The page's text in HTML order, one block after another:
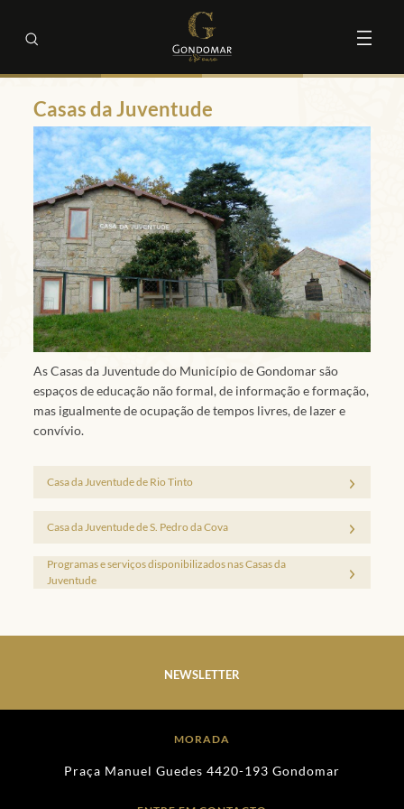
Casas da Juventude
As Casas da Juventude do Município de Gondomar são
espaços de educação não formal, de informação e formação,
mas igualmente de ocupação de tempos livres, de lazer e
convívio.
Casa da Juventude de Rio Tinto
Casa da Juventude de S. Pedro da Cova
Programas e serviços disponibilizados nas Casas da
Juventude
NEWSLETTER
MORADA
Praça Manuel Guedes 4420-193 Gondomar